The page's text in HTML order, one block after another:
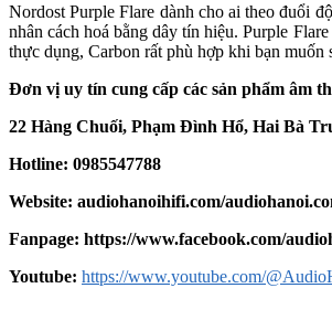
Nordost Purple Flare dành cho ai theo đuổi
nhân cách hoá bằng dây tín hiệu. Purple
thực dụng, Carbon rất phù hợp khi bạn
Đơn vị uy tín cung cấp các sản phẩm âm
22 Hàng Chuối, Phạm Đình Hổ, Hai Bà
Hotline: 0985547788
Website: audiohanoihifi.com/
Fanpage: https://www.facebook.com/
Youtube: https://www.youtube.com/